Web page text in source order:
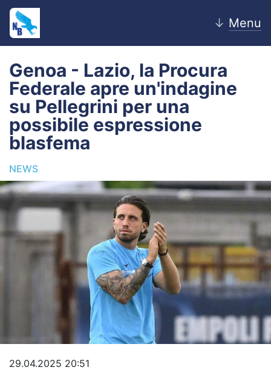
↓ Menu
Home
News
Editoriale
Pagelle
Settore Giovanile
Lazio Women
Calciomercato
Genoa - Lazio, la Procura
Federale apre un'indagine
su Pellegrini per una
possibile espressione
blasfema
NEWS
29.04.2025 20:51